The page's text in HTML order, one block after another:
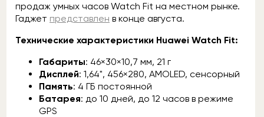
продаж умных часов Watch Fit на местном рынке.
Гаджет представлен в конце августа.
Технические характеристики Huawei Watch Fit:
Габариты: 46×30×10,7 мм, 21 г
Дисплей: 1,64", 456×280, AMOLED, сенсорный
Память: 4 ГБ постоянной
Батарея: до 10 дней, до 12 часов в режиме
GPS